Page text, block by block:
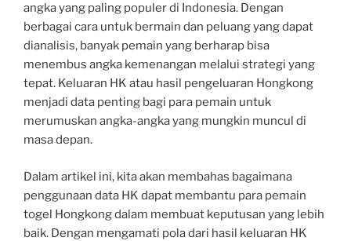
angka yang paling populer di Indonesia. Dengan
berbagai cara untuk bermain dan peluang yang dapat
dianalisis, banyak pemain yang berharap bisa
menembus angka kemenangan melalui strategi yang
tepat. Keluaran HK atau hasil pengeluaran Hongkong
menjadi data penting bagi para pemain untuk
merumuskan angka-angka yang mungkin muncul di
masa depan.
Dalam artikel ini, kita akan membahas bagaimana
penggunaan data HK dapat membantu para pemain
togel Hongkong dalam membuat keputusan yang lebih
baik. Dengan mengamati pola dari hasil keluaran HK